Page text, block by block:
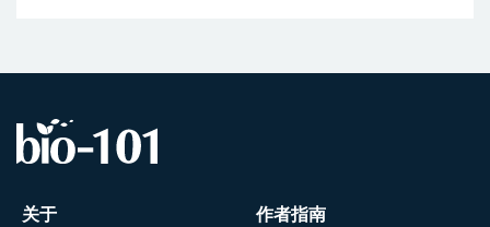
关于 作者指南